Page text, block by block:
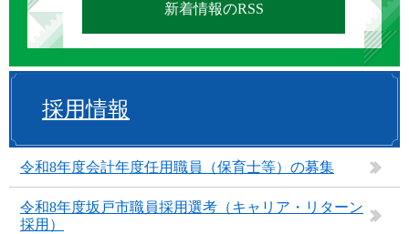
新着情報のRSS
採用情報
令和8年度会計年度任用職員（保育士等）の募集
令和8年度坂戸市職員採用選考（キャリア・リターン
採用）